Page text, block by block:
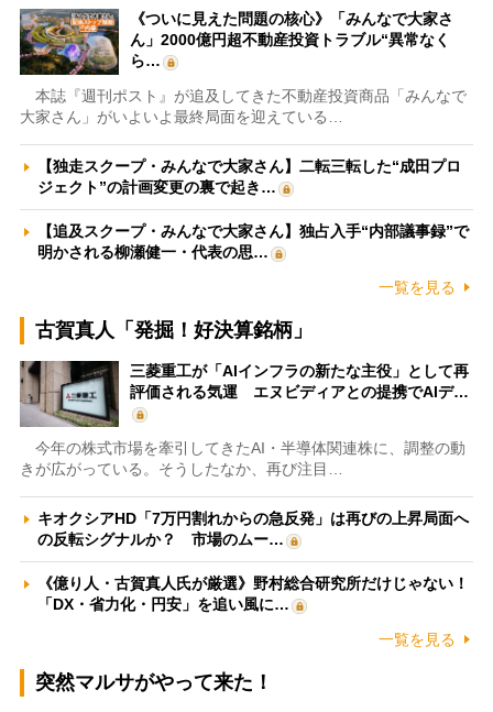
《ついに見えた問題の核心》「みんなで大家さ
ん」2000億円超不動産投資トラブル“異常なく
ら…
本誌『週刊ポスト』が追及してきた不動産投資商品「みんなで
大家さん」がいよいよ最終局面を迎えている…
【独走スクープ・みんなで大家さん】二転三転した“成田プロ
ジェクト”の計画変更の裏で起き…
【追及スクープ・みんなで大家さん】独占入手“内部議事録”で
明かされる柳瀬健一・代表の思…
一覧を見る
古賀真人「発掘！好決算銘柄」
三菱重工が「AIインフラの新たな主役」として再
評価される気運 エヌビディアとの提携でAIデ…
今年の株式市場を牽引してきたAI・半導体関連株に、調整の動
きが広がっている。そうしたなか、再び注目…
キオクシアHD「7万円割れからの急反発」は再びの上昇局面へ
の反転シグナルか？ 市場のムー…
《億り人・古賀真人氏が厳選》野村総合研究所だけじゃない！
「DX・省力化・円安」を追い風に…
一覧を見る
突然マルサがやって来た！